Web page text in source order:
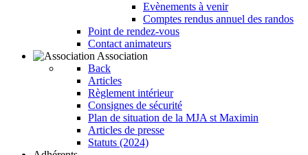
Evènements à venir
Comptes rendus annuel des randos
Point de rendez-vous
Contact animateurs
Association
Back
Articles
Règlement intérieur
Consignes de sécurité
Plan de situation de la MJA st Maximin
Articles de presse
Statuts (2024)